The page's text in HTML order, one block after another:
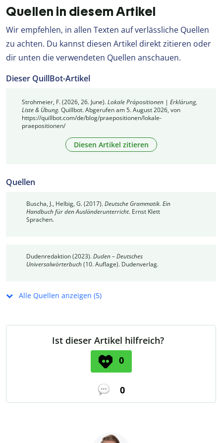
Quellen in diesem Artikel
Wir empfehlen, in allen Texten auf verlässliche Quellen
zu achten. Du kannst diesen Artikel direkt zitieren oder
dir unten die verwendeten Quellen anschauen.
Dieser QuillBot-Artikel
Strohmeier, F. (2026, 26. June).Lokale Präpositionen | Erklärung,
Liste & Übung. Quillbot. Abgerufen am 5. August 2026, von
https://quillbot.com/de/blog/praepositionen/lokale-
praepositionen/
Diesen Artikel zitieren
Quellen
Buscha, J., Helbig, G. (2017).Deutsche Grammatik. Ein
Handbuch für den Ausländerunterricht. Ernst Klett
Sprachen.
Dudenredaktion (2023).Duden – Deutsches
Universalwörterbuch(10. Auflage). Dudenverlag.
Alle Quellen anzeigen (5)
Ist dieser Artikel hilfreich?
0
0